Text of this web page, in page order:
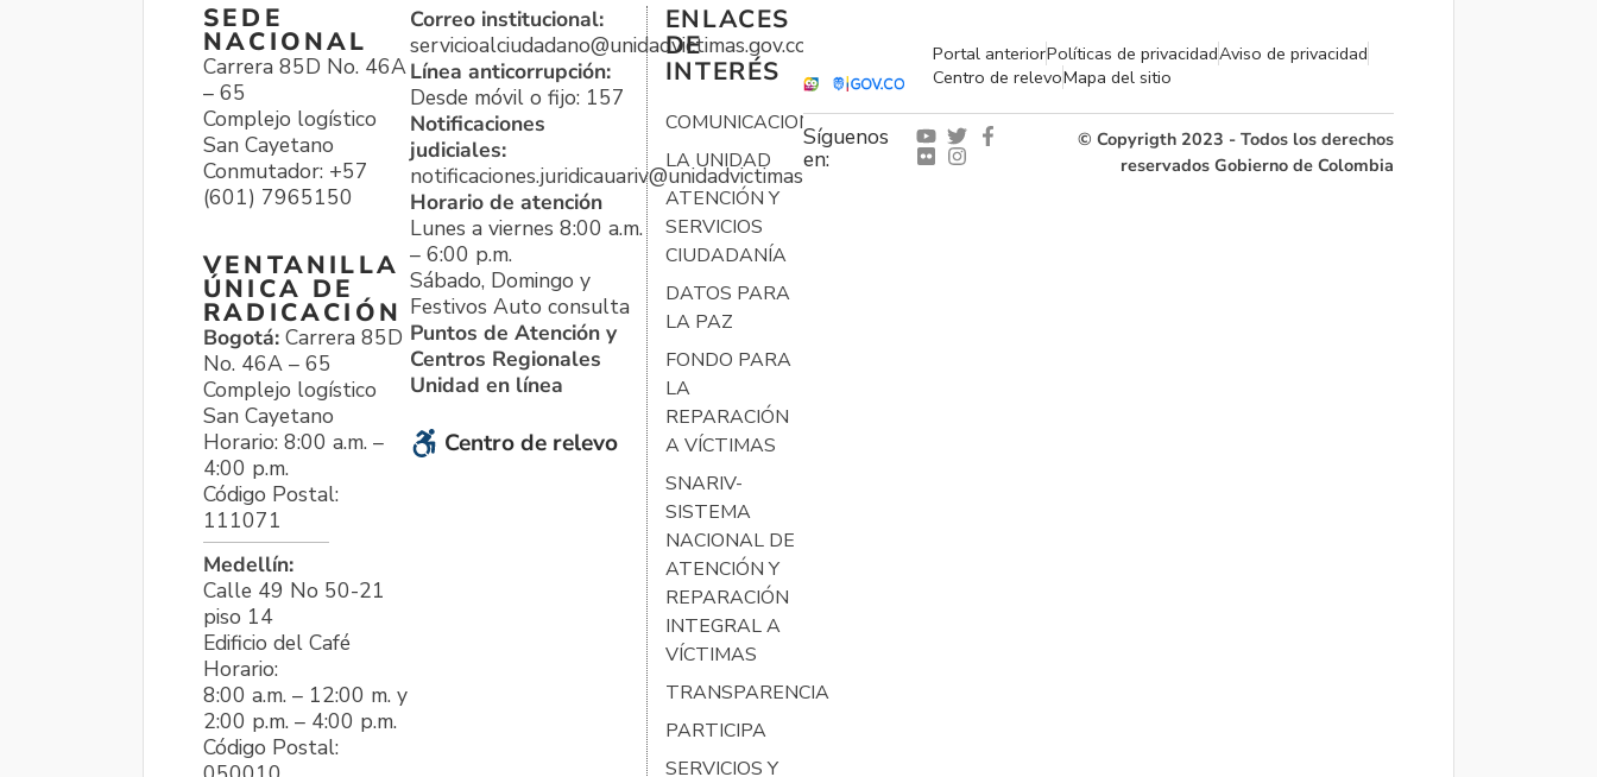
SEDE
NACIONAL
Carrera 85D No. 46A
– 65
Complejo logístico
San Cayetano
Conmutador: +57
(601) 7965150
VENTANILLA
ÚNICA DE
RADICACIÓN
Bogotá: Carrera 85D
No. 46A – 65
Complejo logístico
San Cayetano
Horario: 8:00 a.m. –
4:00 p.m.
Código Postal:
111071
Medellín:
Calle 49 No 50-21
piso 14
Edificio del Café
Horario:
8:00 a.m. – 12:00 m. y
2:00 p.m. – 4:00 p.m.
Código Postal:
Correo institucional:
servicioalciudadano@unidadvictimas.gov.co
Línea anticorrupción:
Desde móvil o fijo: 157
Notificaciones
judiciales:
notificaciones.juridicauariv@unidadvictimas.gov.co
Horario de atención
Lunes a viernes 8:00 a.m.
– 6:00 p.m.
Sábado, Domingo y
Festivos Auto consulta
Puntos de Atención y
Centros Regionales
Unidad en línea
Centro de relevo
ENLACES
DE
INTERÉS
COMUNICACIONES
LA UNIDAD
ATENCIÓN Y
SERVICIOS
CIUDADANÍA
DATOS PARA
LA PAZ
FONDO PARA
LA
REPARACIÓN
A VÍCTIMAS
SNARIV-
SISTEMA
NACIONAL DE
ATENCIÓN Y
REPARACIÓN
INTEGRAL A
VÍCTIMAS
TRANSPARENCIA
PARTICIPA
SERVICIOS Y
Portal anteriorPolíticas de privacidadAviso de privacidad
Centro de relevoMapa del sitio
Síguenos
en:
© Copyrigth 2023 - Todos los derechos
reservados Gobierno de Colombia